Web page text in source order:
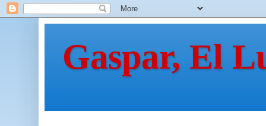
Gaspar, El